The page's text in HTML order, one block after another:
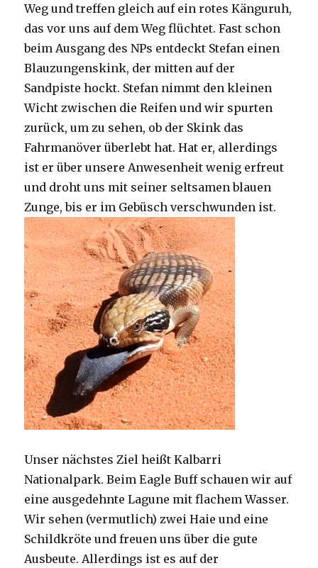
Weg und treffen gleich auf ein rotes Känguruh,
das vor uns auf dem Weg flüchtet. Fast schon
beim Ausgang des NPs entdeckt Stefan einen
Blauzungenskink, der mitten auf der
Sandpiste hockt. Stefan nimmt den kleinen
Wicht zwischen die Reifen und wir spurten
zurück, um zu sehen, ob der Skink das
Fahrmanöver überlebt hat. Hat er, allerdings
ist er über unsere Anwesenheit wenig erfreut
und droht uns mit seiner seltsamen blauen
Zunge, bis er im Gebüsch verschwunden ist.
Unser nächstes Ziel heißt Kalbarri
Nationalpark. Beim Eagle Buff schauen wir auf
eine ausgedehnte Lagune mit flachem Wasser.
Wir sehen (vermutlich) zwei Haie und eine
Schildkröte und freuen uns über die gute
Ausbeute. Allerdings ist es auf der